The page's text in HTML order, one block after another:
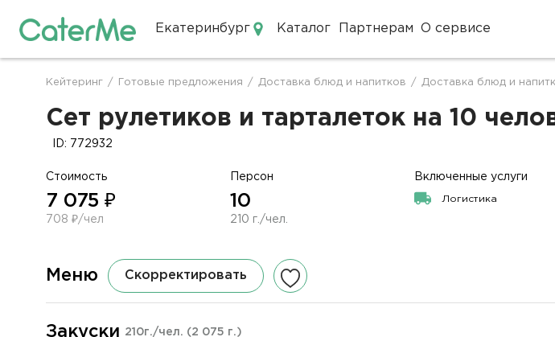
Екатеринбург Каталог Партнерам О сервисе
Строка
навигации
Кейтеринг / Готовые предложения / Доставка блюд и напитков / Доставка блюд и
Сет рулетиков и тарталеток на 10
ID: 772932
Стоимость
7 075 ₽
708 ₽/чел
Персон
10
210 г./чел.
Включенные услуги
Логистика
Меню Скорректировать
Закуски 210г./чел. (2 075 г.)